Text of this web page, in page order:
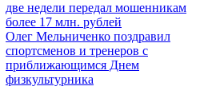
две недели передал мошенникам
более 17 млн. рублей
Олег Мельниченко поздравил
спортсменов и тренеров с
приближающимся Днем
физкультурника